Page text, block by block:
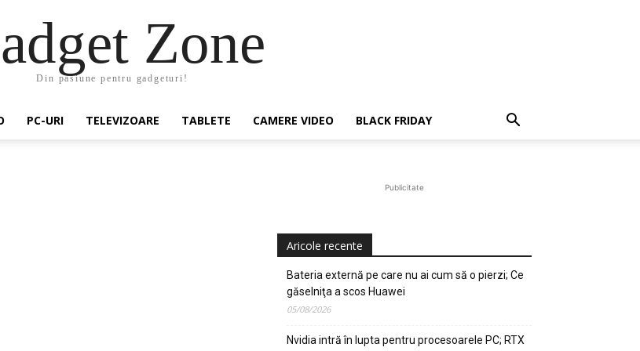
Zone
Din pasiune pentru gadgeturi!
PC-URI TELEVIZOARE TABLETE CAMERE VIDEO BLACK FRIDAY
Publicitate
Aricole recente
Bateria externă pe care nu ai cum să o pierzi; Ce
găselniţa a scos Huawei
05/08/2026
Nvidia intră în lupta pentru procesoarele PC; RTX